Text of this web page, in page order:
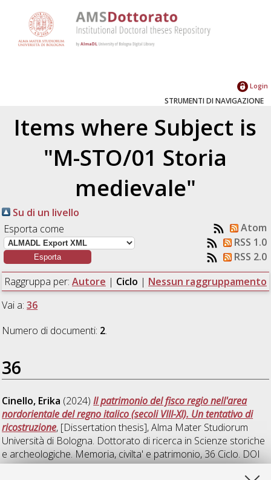
Login
STRUMENTI DI NAVIGAZIONE
Items where Subject is
"M-STO/01 Storia
medievale"
Su di un livello
Esporta come
Atom
RSS 1.0
RSS 2.0
Raggruppa per: Autore | Ciclo | Nessun raggruppamento
Vai a:36
Numero di documenti: 2.
36
Cinello, Erika (2024)Il patrimonio del fisco regio nell'area
nordorientale del regno italico (secoli VIII-XI). Un tentativo di
ricostruzione, [Dissertation thesis], Alma Mater Studiorum
Università di Bologna. Dottorato di ricerca in Scienze storiche
e archeologiche. Memoria, civilta' e patrimonio, 36 Ciclo. DOI
10.48676/unibo/amsdottorato/11465.